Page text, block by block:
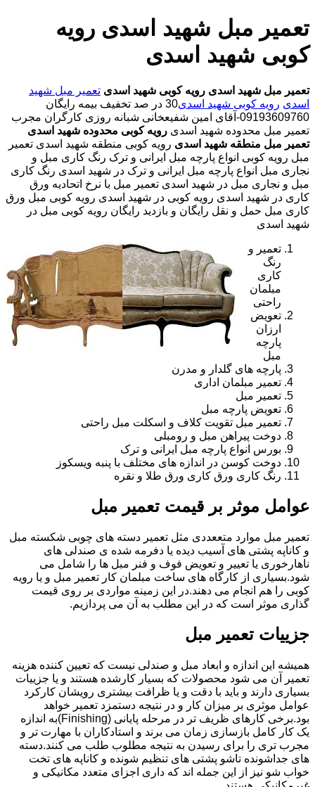
تعمیر مبل شهید اسدی رویه
کوبی شهید اسدی
تعمیر مبل شهید اسدی رویه کوبی شهید اسدی تعمیر مبل شهید
اسدی رویه کوبی شهید اسدی
30 در صد تخفیف بیمه رایگان
09193609760-آقای امین شفیعخانی شبانه روزی کارگران مجرب
تعمیر مبل محدوده شهید اسدی رویه کوبی محدوده شهید اسدی
تعمیر مبل منطقه شهید اسدی رویه کوبی منطقه شهید اسدی تعمیر
مبل رویه کوبی انواع پارچه مبل ایرانی و ترک رنگ کاری مبل و
نجاری مبل انواع پارچه مبل ایرانی و ترک در شهید اسدی رنگ کاری
مبل و نجاری مبل در شهید اسدی تعمیر مبل با نرخ اتحادیه ورق
کاری در شهید اسدی رویه کوبی در شهید اسدی رویه کوبی مبل ورق
کاری مبل حمل و نقل رایگان و بازدید رایگان رویه کوبی مبل در
شهید اسدی
تعمیر و
رنگ
کاری
مبلمان
راحتی
تعویض
ارزان
پارچه
مبل
پارچه های گلدار و مدرن
تعمیر مبلمان اداری
تعمیر مبل
تعویض پارچه مبل
تعمیر مبل تقویت کلاف و اسکلت مبل راحتی
دوخت پیراهن مبل و رومبلی
بورس انواع پارچه مبل ایرانی و ترک
دوخت کوسن در اندازه های مختلف با پنبه ویسکوز
رنگ کاری ورق کاری ورق طلا و نقره
عوامل موثر بر قیمت تعمیر مبل
تعمیر مبل موارد متععددی مثل تعمیر دسته های چوبی شکسته مبل
و کاناپه پشتی های آسیب دیده یا دفرمه شده ی صندلی های
ناهارخوری یا تعییر و تعویض فوف و فنر مبل ها را شامل می
شود.بسیاری از کارگاه های ساخت مبلمان کار تعمیر مبل و یا رویه
کوبی را هم انجام می دهند.در این زمینه مواردی بر روی قیمت
گذاری موثر است که در این مطلب به آن می پردازیم.
جزییات تعمیر مبل
همیشه این اندازه و ابعاد مبل و صندلی نیست که تعیین کننده هزینه
تعمیر آن می شود محصولات که بسیار کارشده هستند و یا جزییات
بسیاری دارند و باید با دقت و یا ظرافت بیشتری رویشان کارکرد
عوامل موثری بر میزان کار و در نتیجه دستمزد تعمیر خواهد
بود.برخی کارهای ظریف تر در مرحله پایانی (Finishing)به اندازه
یک کار کامل بازسازی زمان می برند و استادکاران با مهارت تر و
مجرب تری را برای رسیدن به نتیجه مطلوب طلب می کنند.دسته
های جداشونده تاشو پشتی های تنظیم شونده و کاناپه های تخت
خواب شو نیز از این جمله اند که داری اجزای متعدد مکانیکی و